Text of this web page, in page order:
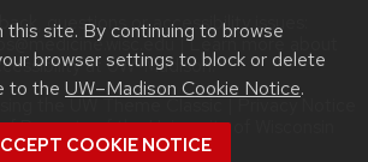
this site. By continuing to browse
browser settings to block or delete
to the UW–Madison Cookie Notice.
COOKIE NOTICE
questions or accessibility issues:
| Learn more about
at UW–Madison.
the
Regents of theUniversity of Wisconsin
System.